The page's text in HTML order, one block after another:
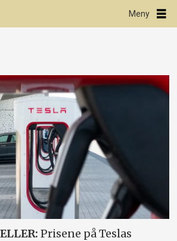
Prisene på Teslas